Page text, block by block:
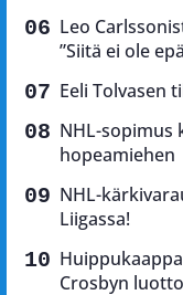
Leo
”Siitä ei ole
Eeli Tolvasen
NHL-sopimus
hopeamiehen
NHL-
Liigassa!
Crosbyn